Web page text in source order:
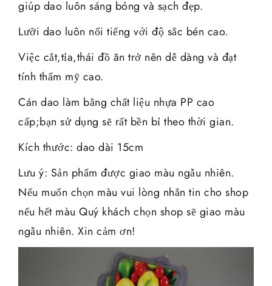
giúp dao luôn sáng bóng và sạch đẹp.
Lưỡi dao luôn nổi tiếng với độ sắc bén cao.
Việc cắt,tỉa,thái đồ ăn trở nên dễ dàng và đạt
tính thẩm mỹ cao.
Cán dao làm bằng chất liệu nhựa PP cao
cấp;bạn sử dụng sẽ rất bền bỉ theo thời gian.
Kích thước: dao dài 15cm
Lưu ý: Sản phẩm được giao màu ngẫu nhiên.
Nếu muốn chọn màu vui lòng nhắn tin cho shop
nếu hết màu Quý khách chọn shop sẽ giao màu
ngẫu nhiên. Xin cảm ơn!